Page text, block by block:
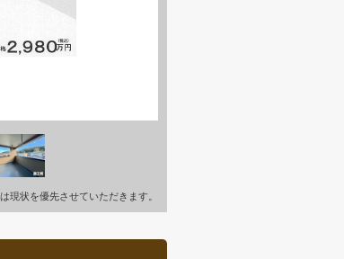
現状を優先させていただきます。